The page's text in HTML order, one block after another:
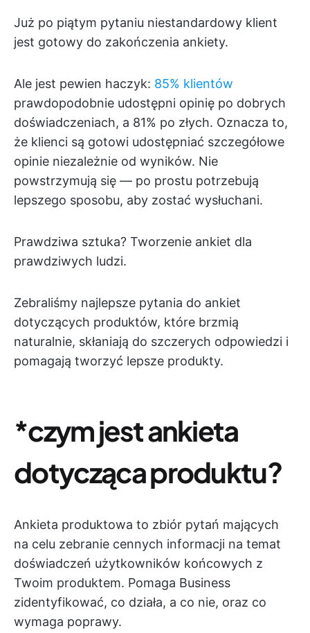
Już po piątym pytaniu niestandardowy klient
jest gotowy do zakończenia ankiety.
Ale jest pewien haczyk: 85% klientów
prawdopodobnie udostępni opinię po dobrych
doświadczeniach, a 81% po złych. Oznacza to,
że klienci są gotowi udostępniać szczegółowe
opinie niezależnie od wyników. Nie
powstrzymują się — po prostu potrzebują
lepszego sposobu, aby zostać wysłuchani.
Prawdziwa sztuka? Tworzenie ankiet dla
prawdziwych ludzi.
Zebraliśmy najlepsze pytania do ankiet
dotyczących produktów, które brzmią
naturalnie, skłaniają do szczerych odpowiedzi i
pomagają tworzyć lepsze produkty.
*czym jest ankieta
dotycząca produktu?
Ankieta produktowa to zbiór pytań mających
na celu zebranie cennych informacji na temat
doświadczeń użytkowników końcowych z
Twoim produktem. Pomaga Business
zidentyfikować, co działa, a co nie, oraz co
wymaga poprawy.